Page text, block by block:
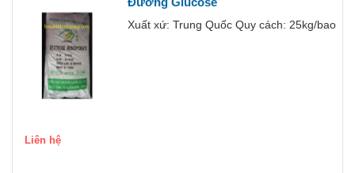
Xuất xứ: Trung Quốc Quy cách: 25kg/bao
Liên hệ